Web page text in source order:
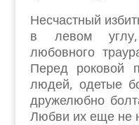
Несчастный
в левом углу,
любовного
Перед роковой
людей, одетые
дружелюбно
Любви их еще не